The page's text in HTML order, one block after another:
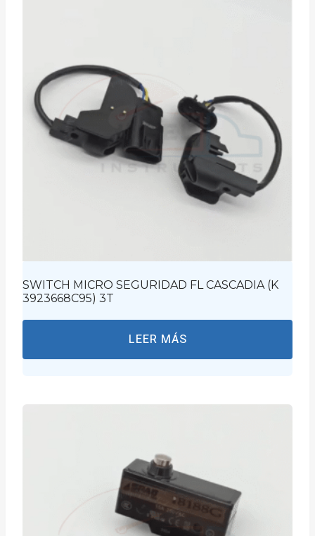
SWITCH MICRO SEGURIDAD FL CASCADIA (K
3923668C95) 3T
LEER MÁS